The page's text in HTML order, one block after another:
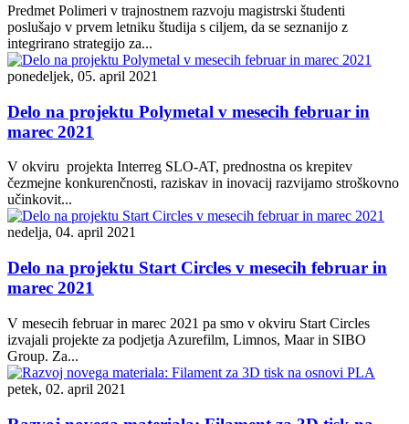
Predmet Polimeri v trajnostnem razvoju magistrski študenti
poslušajo v prvem letniku študija s ciljem, da se seznanijo z
integrirano strategijo za...
ponedeljek, 05. april 2021
Delo na projektu Polymetal v mesecih februar in
marec 2021
V okviru projekta Interreg SLO-AT, prednostna os krepitev
čezmejne konkurenčnosti, raziskav in inovacij razvijamo stroškovno
učinkovit...
nedelja, 04. april 2021
Delo na projektu Start Circles v mesecih februar in
marec 2021
V mesecih februar in marec 2021 pa smo v okviru Start Circles
izvajali projekte za podjetja Azurefilm, Limnos, Maar in SIBO
Group. Za...
petek, 02. april 2021